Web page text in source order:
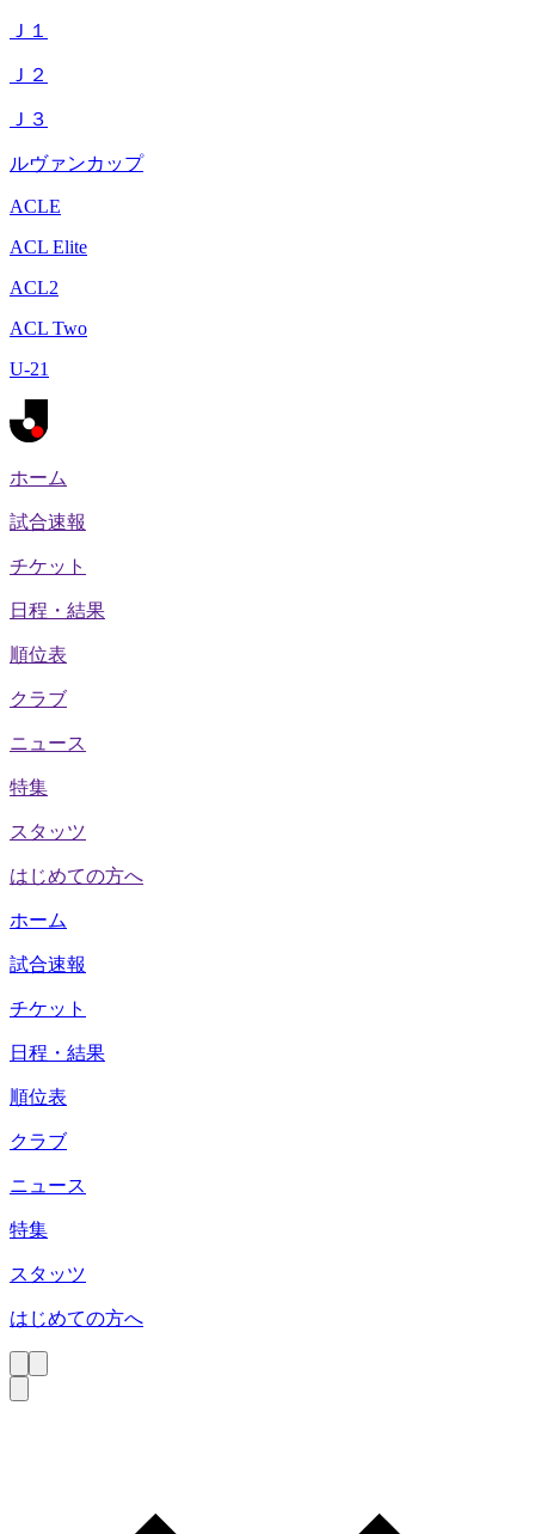
Ｊ１
Ｊ２
Ｊ３
ルヴァンカップ
ACLE
ACL Elite
ACL2
ACL Two
U-21
ホーム
試合速報
チケット
日程・結果
順位表
クラブ
ニュース
特集
スタッツ
はじめての方へ
ホーム
試合速報
チケット
日程・結果
順位表
クラブ
ニュース
特集
スタッツ
はじめての方へ